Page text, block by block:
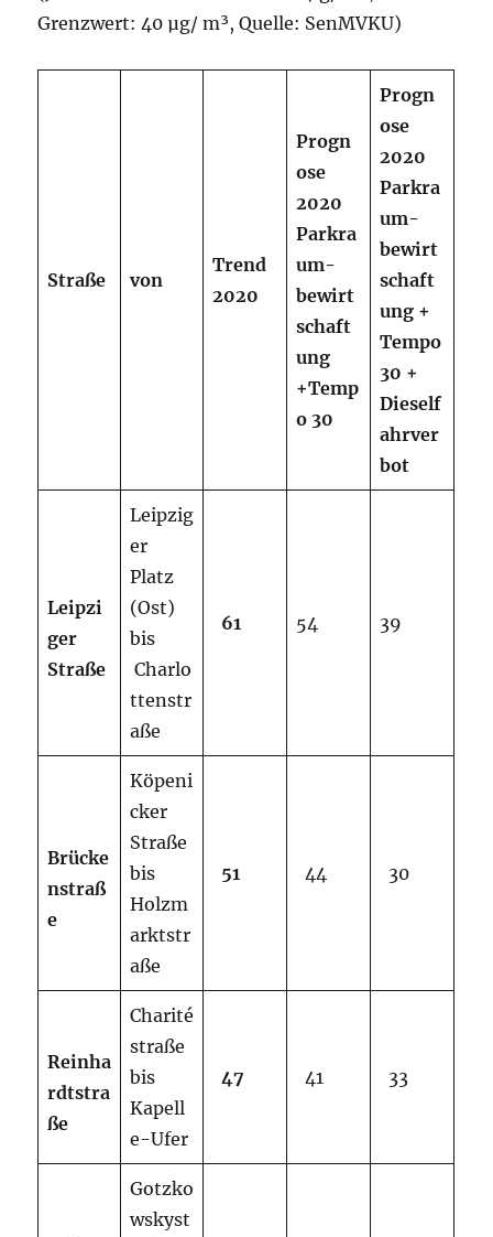
Grenzwert: 40 µg/ m³, Quelle: SenMVKU)
Straße von
Trend
2020
Progn
ose
2020
Parkra
um-
bewirt
schaft
ung
+Temp
o 30
Progn
ose
2020
Parkra
um-
bewirt
schaft
ung +
Tempo
30 +
Dieself
ahrver
bot
Leipzi
ger
Straße
Leipzig
er
Platz
(Ost)
bis
Charlo
ttenstr
aße
61 54 39
Brücke
nstraß
e
Köpeni
cker
Straße
bis
Holzm
arktstr
aße
51 44 30
Reinha
rdtstra
ße
Charité
straße
bis
Kapell
e-Ufer
47 41 33
Gotzko
wskyst